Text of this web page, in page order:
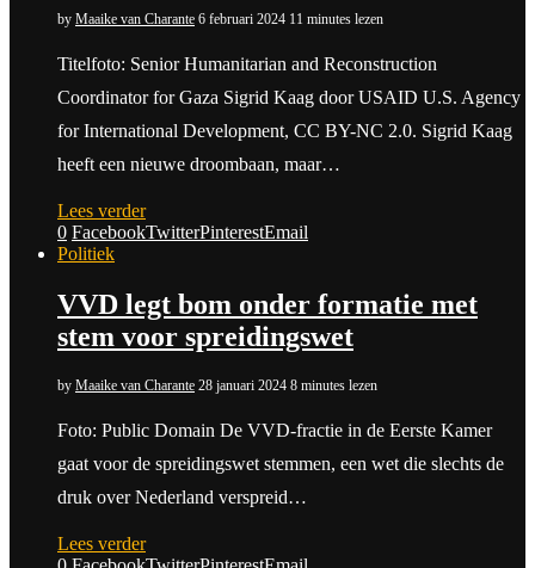
by Maaike van Charante 6 februari 2024 11 minutes lezen
Titelfoto: Senior Humanitarian and Reconstruction
Coordinator for Gaza Sigrid Kaag door USAID U.S. Agency
for International Development, CC BY-NC 2.0. Sigrid Kaag
heeft een nieuwe droombaan, maar…
Lees verder
0 FacebookTwitterPinterestEmail
Politiek
VVD legt bom onder formatie met
stem voor spreidingswet
by Maaike van Charante 28 januari 2024 8 minutes lezen
Foto: Public Domain De VVD-fractie in de Eerste Kamer
gaat voor de spreidingswet stemmen, een wet die slechts de
druk over Nederland verspreid…
Lees verder